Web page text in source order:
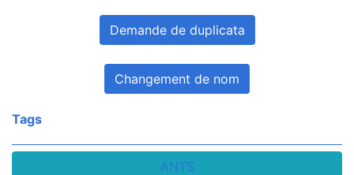
Demande de duplicata
Changement de nom
Tags
ANTS